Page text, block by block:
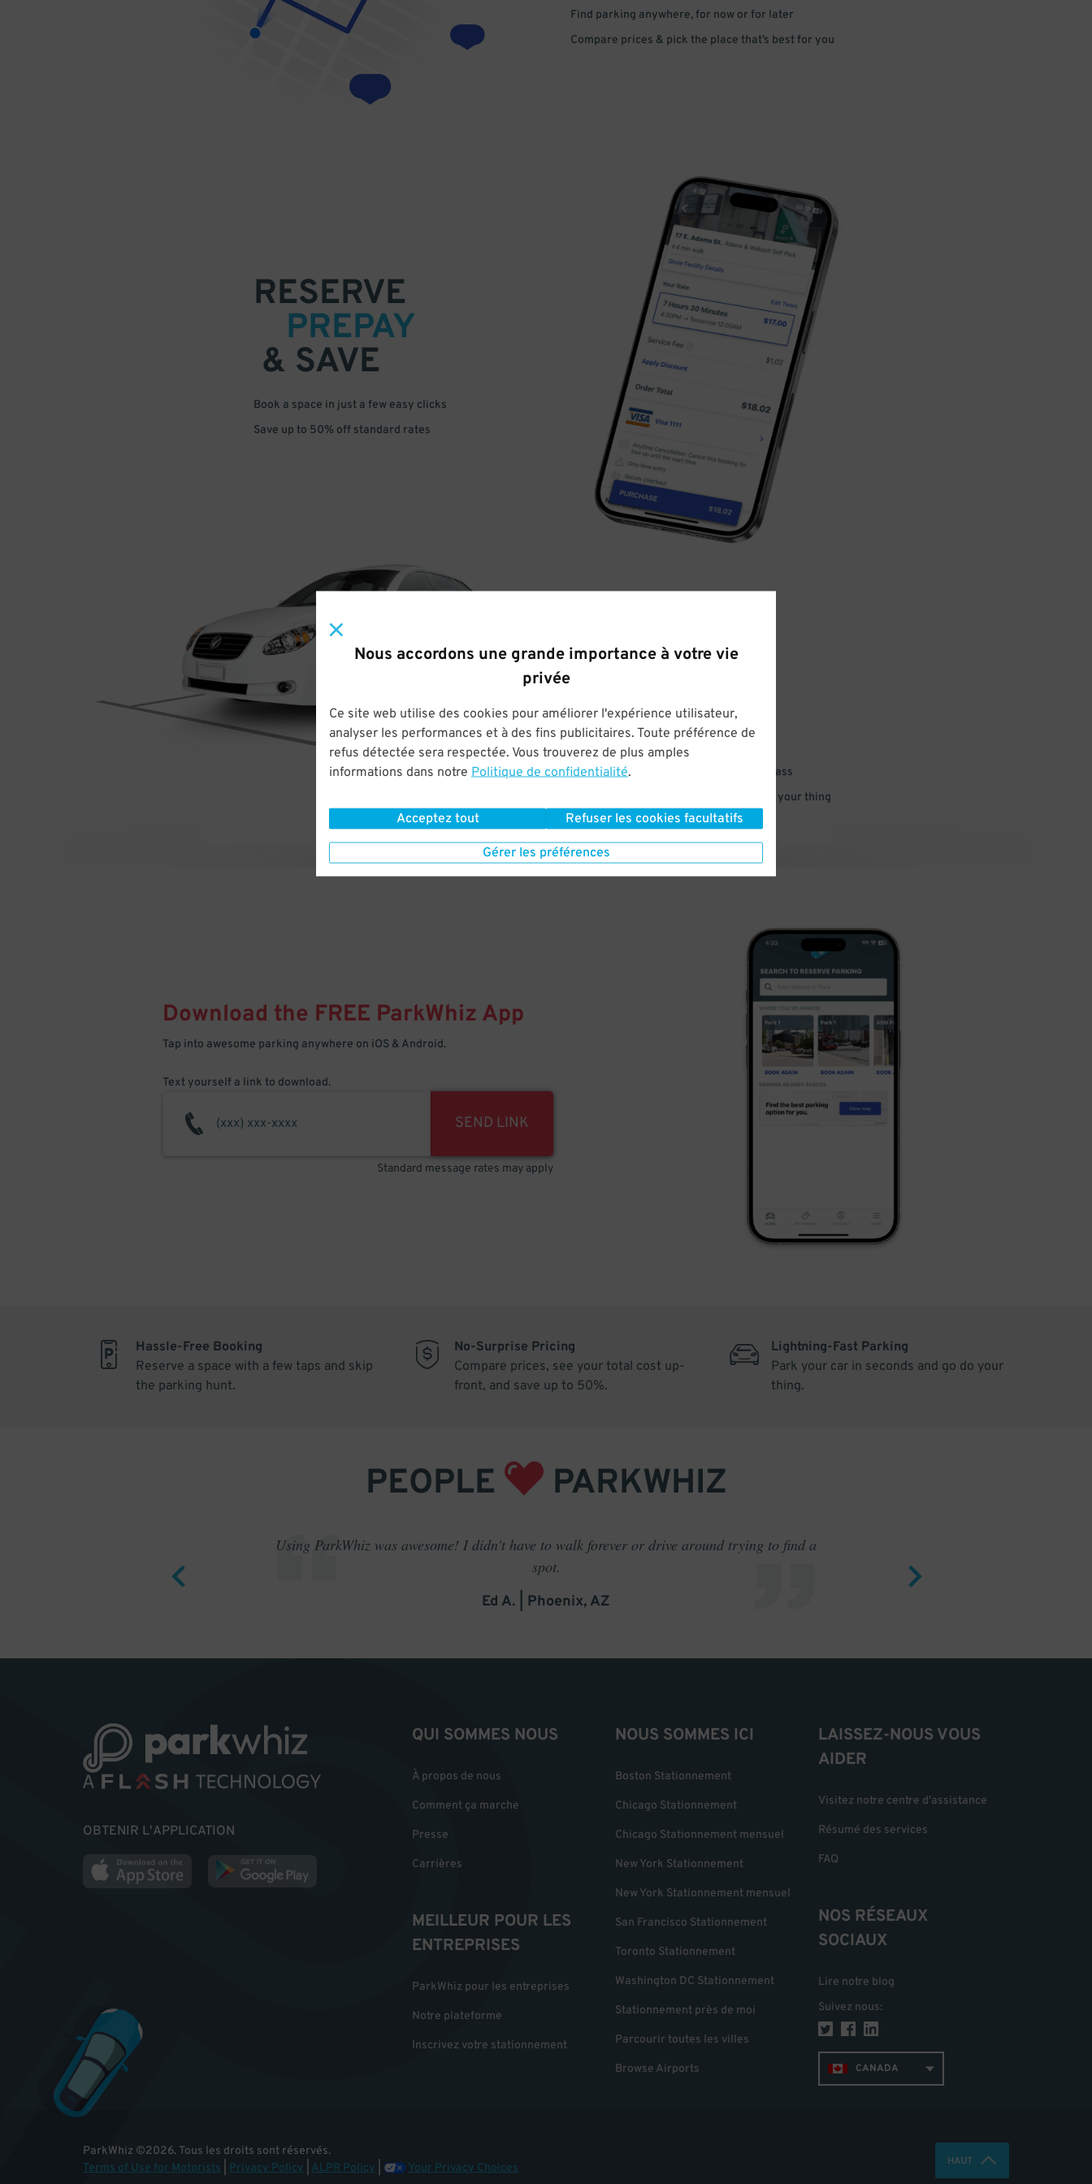
Nous accordons une grande importance à votre vie
privée
Ce site web utilise des cookies pour améliorer l'expérience utilisateur,
analyser les performances et à des fins publicitaires. Toute préférence de
refus détectée sera respectée. Vous trouverez de plus amples
informations dans notre Politique de confidentialité.
Acceptez tout Refuser les cookies facultatifs
Gérer les préférences
Find parking anywhere, for now or for later
Compare prices & pick the place that’s best for you
RESERVE
PREPAY
& SAVE
Book a space in just a few easy clicks
Save up to 50% off standard rates
DRIVE
ARRIVE
& PARK
Enter easily with your mobile parking pass
Your space is waiting – pull in and go do your thing
Download the FREE ParkWhiz App
Tap into awesome parking anywhere on iOS & Android.
Text yourself a link to download.
SEND LINK
Standard message rates may apply
Hassle-Free Booking
Reserve a space with a few taps and skip
the parking hunt.
No-Surprise Pricing
Compare prices, see your total cost up-
front, and save up to 50%.
Lightning-Fast Parking
Park your car in seconds and go do your
thing.
PEOPLE PARKWHIZ
Using ParkWhiz was awesome! I didn't have to walk forever or drive around trying to find a
spot.
Ed A. | Phoenix, AZ
OBTENIR L'APPLICATION
QUI SOMMES NOUS
À propos de nous
Comment ça marche
Presse
Carrières
MEILLEUR POUR LES
ENTREPRISES
ParkWhiz pour les entreprises
Notre plateforme
Inscrivez votre stationnement
NOUS SOMMES ICI
Boston Stationnement
Chicago Stationnement
Chicago Stationnement mensuel
New York Stationnement
New York Stationnement mensuel
San Francisco Stationnement
Toronto Stationnement
Washington DC Stationnement
Stationnement près de moi
Parcourir toutes les villes
Browse Airports
LAISSEZ-NOUS VOUS
AIDER
Visitez notre centre d'assistance
Résumé des services
FAQ
NOS RÉSEAUX
SOCIAUX
Lire notre blog
Suivez nous:
CANADA
ParkWhiz ©2026. Tous les droits sont réservés.
Terms of Use for Motorists
Privacy Policy ALPR Policy Your Privacy Choices HAUT